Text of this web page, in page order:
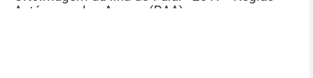
Autónoma dos Açores (RAA)